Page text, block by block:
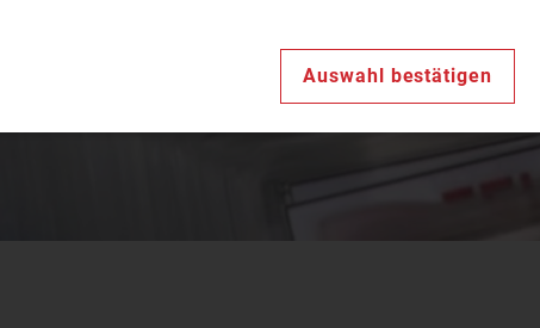
abspielen
Auswahl bestätigen